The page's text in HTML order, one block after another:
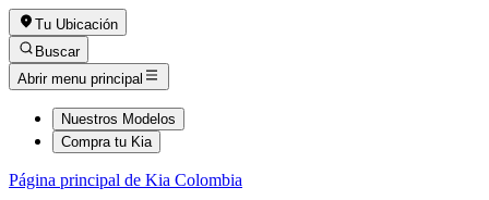
Tu Ubicación
Buscar
Abrir menu principal
Nuestros Modelos
Compra tu Kia
Página principal de Kia Colombia